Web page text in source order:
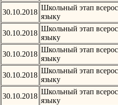
30.10.2018
Школьный этап
языку
30.10.2018
Школьный этап
языку
30.10.2018
Школьный этап
языку
30.10.2018
Школьный этап
языку
30.10.2018
Школьный этап
языку